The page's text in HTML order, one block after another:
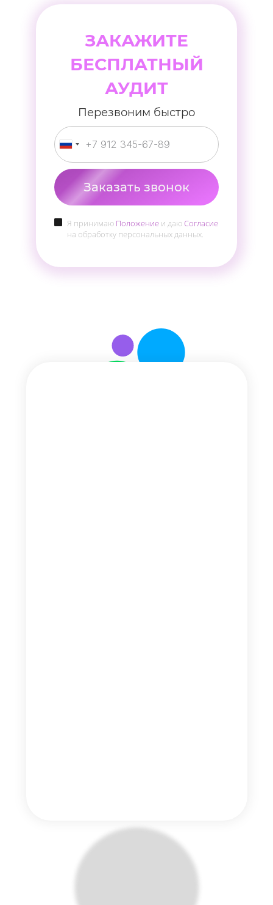
ЗАКАЖИТЕ
БЕСПЛАТНЫЙ
АУДИТ
Перезвоним быстро
Заказать звонок
Я принимаю Положение и даюСогласие
на обработку персональных данных.